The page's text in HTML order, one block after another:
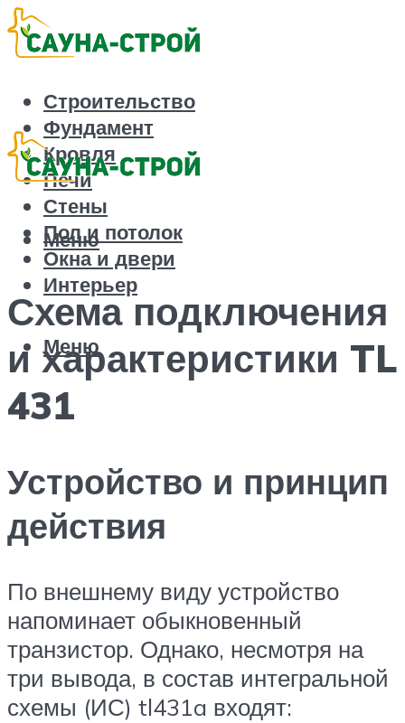
Строительство
Фундамент
Кровля
Печи
Стены
Пол и потолок
Окна и двери
Интерьер
Меню
Меню
Схема подключения
и характеристики TL
431
Устройство и принцип
действия
По внешнему виду устройство
напоминает обыкновенный
транзистор. Однако, несмотря на
три вывода, в состав интегральной
схемы (ИС) tl431a входят: